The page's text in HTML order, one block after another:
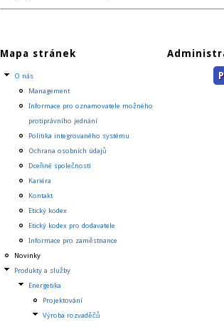
Mapa stránek
O nás
Management
Informace pro oznamovatele možného
protiprávního jednání
Politika integrovaného systému
Ochrana osobních údajů
Dceřiné společnosti
Kariéra
Kontakt
Etický kodex
Etický kodex pro dodavatele
Informace pro zaměstnance
Novinky
Produkty a služby
Energetika
Projektování
Výroba rozvaděčů